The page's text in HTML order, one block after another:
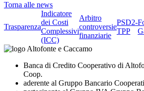
Torna alle news
Trasparenza
Indicatore
dei Costi
Complessivi
(ICC)
Arbitro
controversie
finanziarie
PSD2-
TPP
Banca di Credito Cooperativo di
Coop.
aderente al Gruppo Bancario